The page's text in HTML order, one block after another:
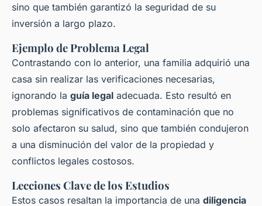
sino que también garantizó la seguridad de su
inversión a largo plazo.
Ejemplo de Problema Legal
Contrastando con lo anterior, una familia adquirió una
casa sin realizar las verificaciones necesarias,
ignorando la guía legal adecuada. Esto resultó en
problemas significativos de contaminación que no
solo afectaron su salud, sino que también condujeron
a una disminución del valor de la propiedad y
conflictos legales costosos.
Lecciones Clave de los Estudios
Estos casos resaltan la importancia de una diligencia